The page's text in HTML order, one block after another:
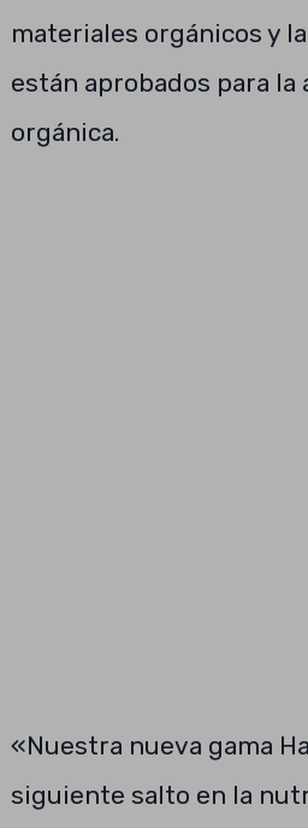
materiales orgánicos y
están aprobados para
orgánica.
«Nuestra nueva gama
siguiente salto en la